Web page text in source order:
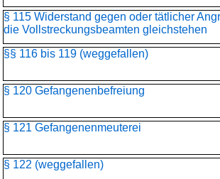
§ 115 Widerstand gegen oder tätlicher
die Vollstreckungsbeamten gleichstehen
§§ 116 bis 119 (weggefallen)
§ 120 Gefangenenbefreiung
§ 121 Gefangenenmeuterei
§ 122 (weggefallen)